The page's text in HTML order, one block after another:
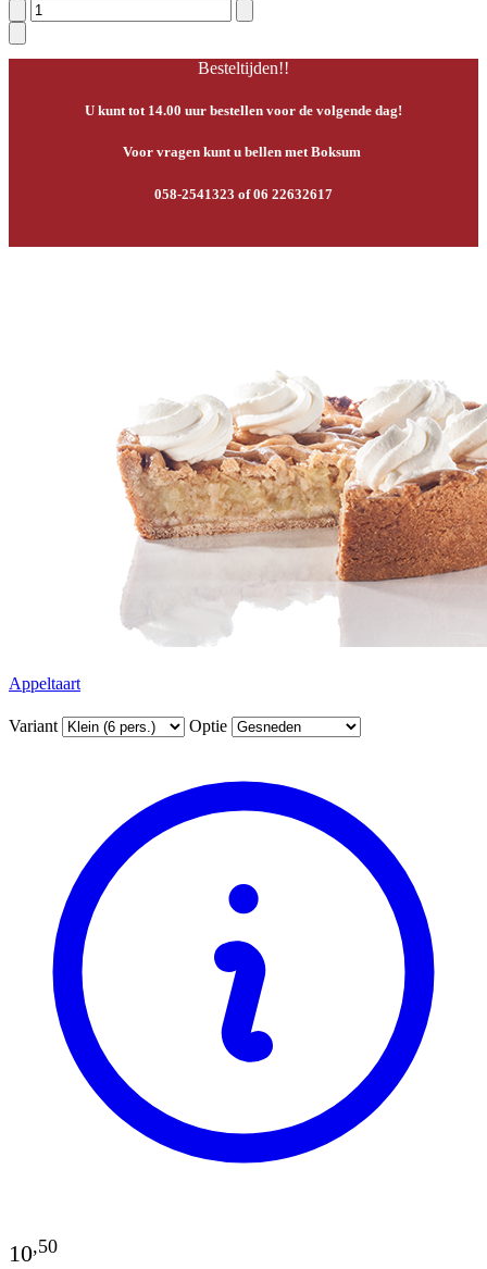
Besteltijden!!
U kunt tot 14.00 uur bestellen voor de volgende dag!
Voor vragen kunt u bellen met Boksum
058-2541323 of 06 22632617
Appeltaart
Variant Optie
10,50